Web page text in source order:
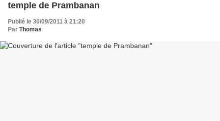
temple de Prambanan
Publié le 30/09/2011 à 21:20
Par Thomas